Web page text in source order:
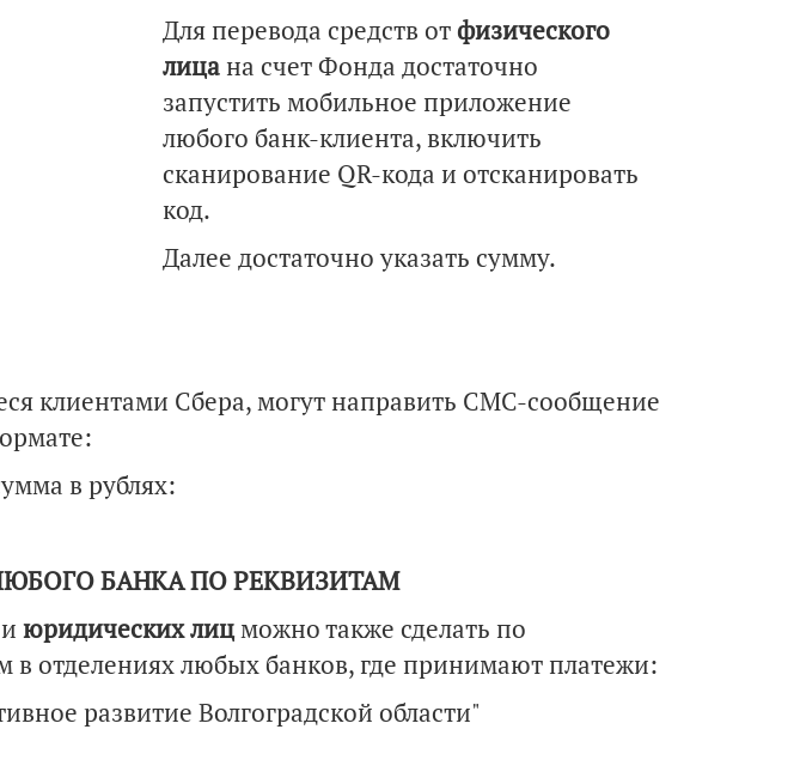
Для перевода средств отфизического
лицана счет Фонда достаточно
запустить мобильное приложение
любого банк-клиента, включить
сканирование QR-кода и отсканировать
код.
Далее достаточно указать сумму.
клиентами Сбера, могут направить СМС-сообщение
в рублях:
БАНКА ПО РЕКВИЗИТАМ
и юридических лицможно также сделать по
отделениях любых банков, где принимают платежи:
развитие Волгоградской области"